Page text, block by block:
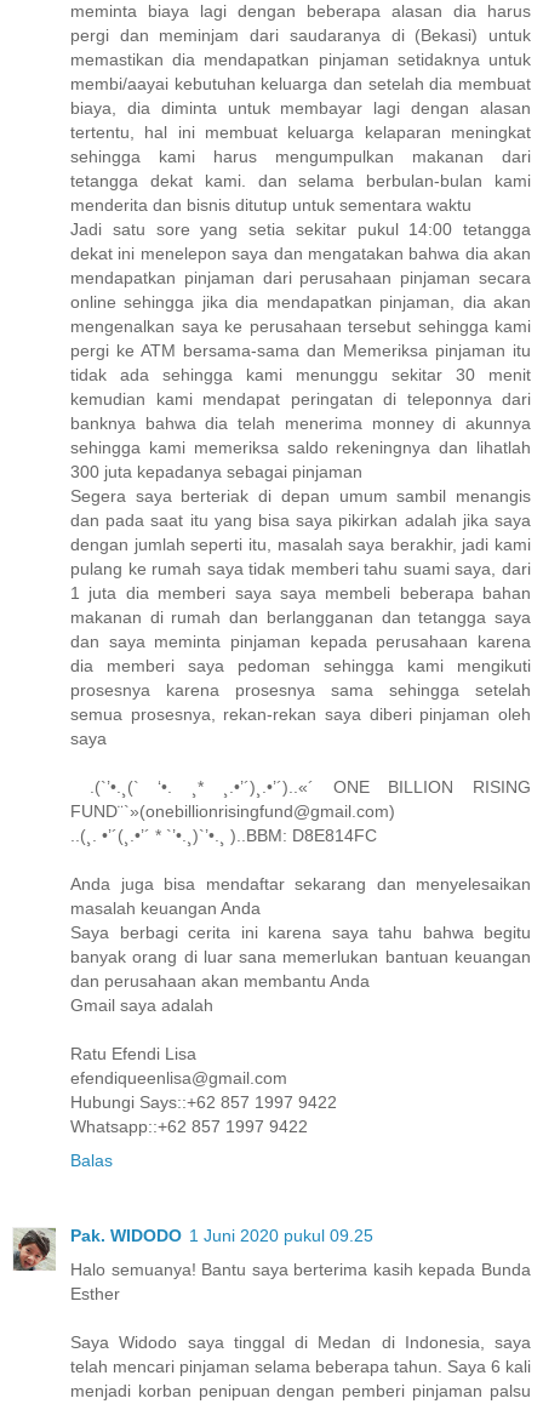
meminta biaya lagi dengan beberapa alasan dia harus
pergi dan meminjam dari saudaranya di (Bekasi) untuk
memastikan dia mendapatkan pinjaman setidaknya untuk
membi/aayai kebutuhan keluarga dan setelah dia membuat
biaya, dia diminta untuk membayar lagi dengan alasan
tertentu, hal ini membuat keluarga kelaparan meningkat
sehingga kami harus mengumpulkan makanan dari
tetangga dekat kami. dan selama berbulan-bulan kami
menderita dan bisnis ditutup untuk sementara waktu
Jadi satu sore yang setia sekitar pukul 14:00 tetangga
dekat ini menelepon saya dan mengatakan bahwa dia akan
mendapatkan pinjaman dari perusahaan pinjaman secara
online sehingga jika dia mendapatkan pinjaman, dia akan
mengenalkan saya ke perusahaan tersebut sehingga kami
pergi ke ATM bersama-sama dan Memeriksa pinjaman itu
tidak ada sehingga kami menunggu sekitar 30 menit
kemudian kami mendapat peringatan di teleponnya dari
banknya bahwa dia telah menerima monney di akunnya
sehingga kami memeriksa saldo rekeningnya dan lihatlah
300 juta kepadanya sebagai pinjaman
Segera saya berteriak di depan umum sambil menangis
dan pada saat itu yang bisa saya pikirkan adalah jika saya
dengan jumlah seperti itu, masalah saya berakhir, jadi kami
pulang ke rumah saya tidak memberi tahu suami saya, dari
1 juta dia memberi saya saya membeli beberapa bahan
makanan di rumah dan berlangganan dan tetangga saya
dan saya meminta pinjaman kepada perusahaan karena
dia memberi saya pedoman sehingga kami mengikuti
prosesnya karena prosesnya sama sehingga setelah
semua prosesnya, rekan-rekan saya diberi pinjaman oleh
saya
.(`’•.¸(` ‘•. ¸* ¸.•’´)¸.•’´)..«´ ONE BILLION RISING
FUND¨`»(onebillionrisingfund@gmail.com)
..(¸. •’´(¸.•’´ * `’•.¸)`’•.¸ )..BBM: D8E814FC
Anda juga bisa mendaftar sekarang dan menyelesaikan
masalah keuangan Anda
Saya berbagi cerita ini karena saya tahu bahwa begitu
banyak orang di luar sana memerlukan bantuan keuangan
dan perusahaan akan membantu Anda
Gmail saya adalah
Ratu Efendi Lisa
efendiqueenlisa@gmail.com
Hubungi Says::+62 857 1997 9422
Whatsapp::+62 857 1997 9422
Balas
Pak. WIDODO 1 Juni 2020 pukul 09.25
Halo semuanya! Bantu saya berterima kasih kepada Bunda
Esther
Saya Widodo saya tinggal di Medan di Indonesia, saya
telah mencari pinjaman selama beberapa tahun. Saya 6 kali
menjadi korban penipuan dengan pemberi pinjaman palsu